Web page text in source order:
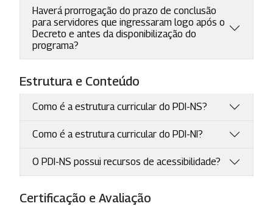
Haverá prorrogação do prazo de conclusão
para servidores que ingressaram logo após o
Decreto e antes da disponibilização do
programa?
Estrutura e Conteúdo
Como é a estrutura curricular do PDI-NS?
Como é a estrutura curricular do PDI-NI?
O PDI-NS possui recursos de acessibilidade?
Certificação e Avaliação